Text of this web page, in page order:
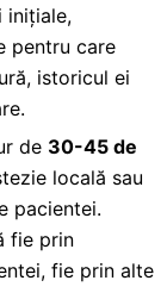
inițiale,
pentru care
istoricul ei
de 30-45 de
locală sau
pacientei.
fie prin
fie prin alte